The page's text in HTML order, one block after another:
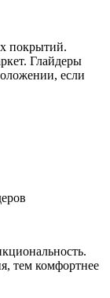
покрытий.
Глайдеры
если
тем комфортнее